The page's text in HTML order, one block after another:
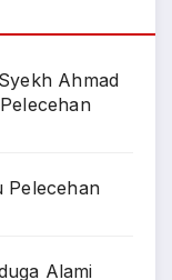
Ahmad
Pelecehan
Alami